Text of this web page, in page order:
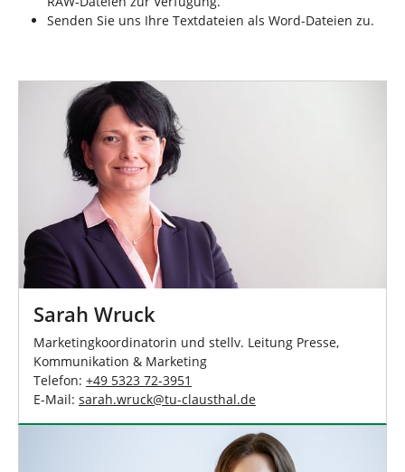
Senden Sie uns Ihre Textdateien als Word-Dateien zu.
Sarah Wruck
Marketingkoordinatorin und stellv. Leitung Presse,
Kommunikation & Marketing
Telefon: +49 5323 72-3951
E-Mail: sarah.wruck@tu-clausthal.de